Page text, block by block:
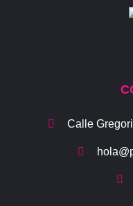
Calle